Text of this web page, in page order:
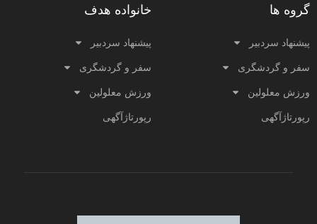
گروه ها
پیشنهاد سردبیر
سفر و گردشگری
ورزش معلولین
رپورتاژآگهی
خانواده هدف
پیشنهاد سردبیر
سفر و گردشگری
ورزش معلولین
رپورتاژآگهی